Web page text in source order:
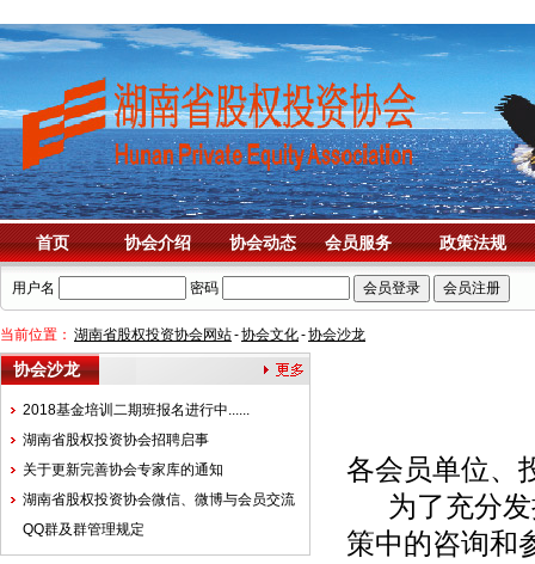
首页 协会介绍 协会动态 会员服务 政策法规
用户名 密码
当前位置： 湖南省股权投资协会网站-协会文化-协会沙龙
协会沙龙
2018基金培训二期班报名进行中......
湖南省股权投资协会招聘启事
关于更新完善协会专家库的通知
湖南省股权投资协会微信、微博与会员交流
QQ群及群管理规定
各会员单位、
为了充分发
策中的咨询和